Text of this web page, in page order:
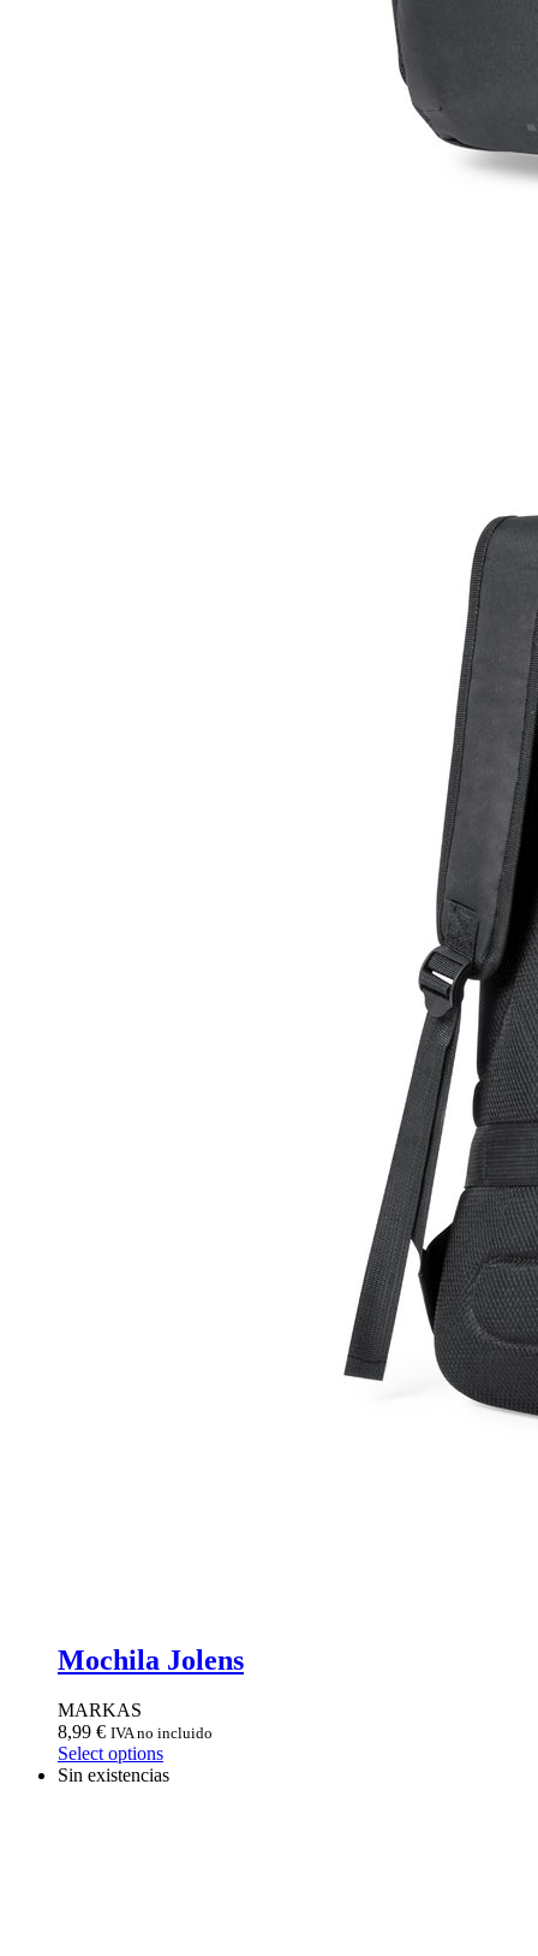
Mochila Jolens
MARKAS
8,99 € IVA no incluido
Select options
Sin existencias